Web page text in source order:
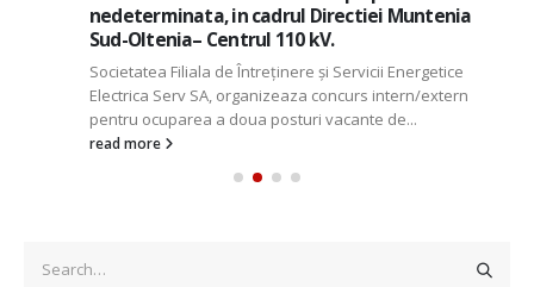
nedeterminata, in cadrul Directiei Muntenia
Sud-Oltenia– Centrul 110 kV.
Societatea Filiala de Întreţinere şi Servicii Energetice
Electrica Serv SA, organizeaza concurs intern/extern
pentru ocuparea a doua posturi vacante de...
read more